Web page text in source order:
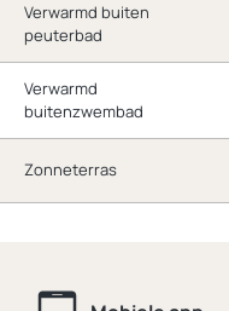
Verwarmd buiten
peuterbad
Verwarmd
buitenzwembad
Zonneterras